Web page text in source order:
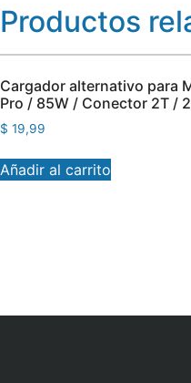
Productos
Cargador alternativo para
Pro / 85W / Conector 2T /
$ 19,99
Añadir al carrito